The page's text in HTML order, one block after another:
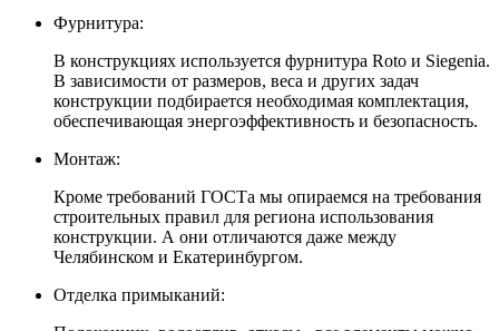
Фурнитура:
В конструкциях используется фурнитура Roto и Siegenia.
В зависимости от размеров, веса и других задач
конструкции подбирается необходимая комплектация,
обеспечивающая энергоэффективность и безопасность.
Монтаж:
Кроме требований ГОСТа мы опираемся на требования
строительных правил для региона использования
конструкции. А они отличаются даже между
Челябинском и Екатеринбургом.
Отделка примыканий: